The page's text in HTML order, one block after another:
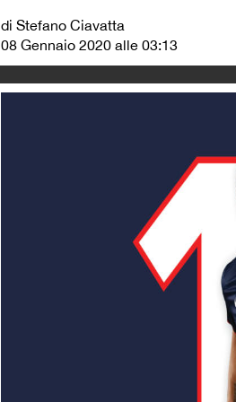
di Stefano Ciavatta
08 Gennaio 2020 alle 03:13